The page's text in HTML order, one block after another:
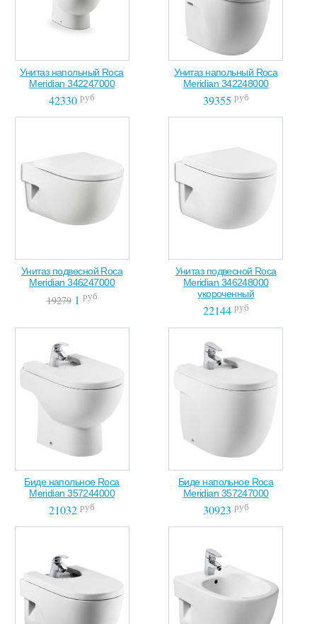
Унитаз напольный Roca
Meridian 342247000
42330 руб
Унитаз напольный Roca
Meridian 342248000
39355 руб
Унитаз подвесной Roca
Meridian 346247000
192791 руб
Унитаз подвесной Roca
Meridian 346248000
укороченный
22144 руб
Биде напольное Roca
Meridian 357244000
21032 руб
Биде напольное Roca
Meridian 357247000
30923 руб